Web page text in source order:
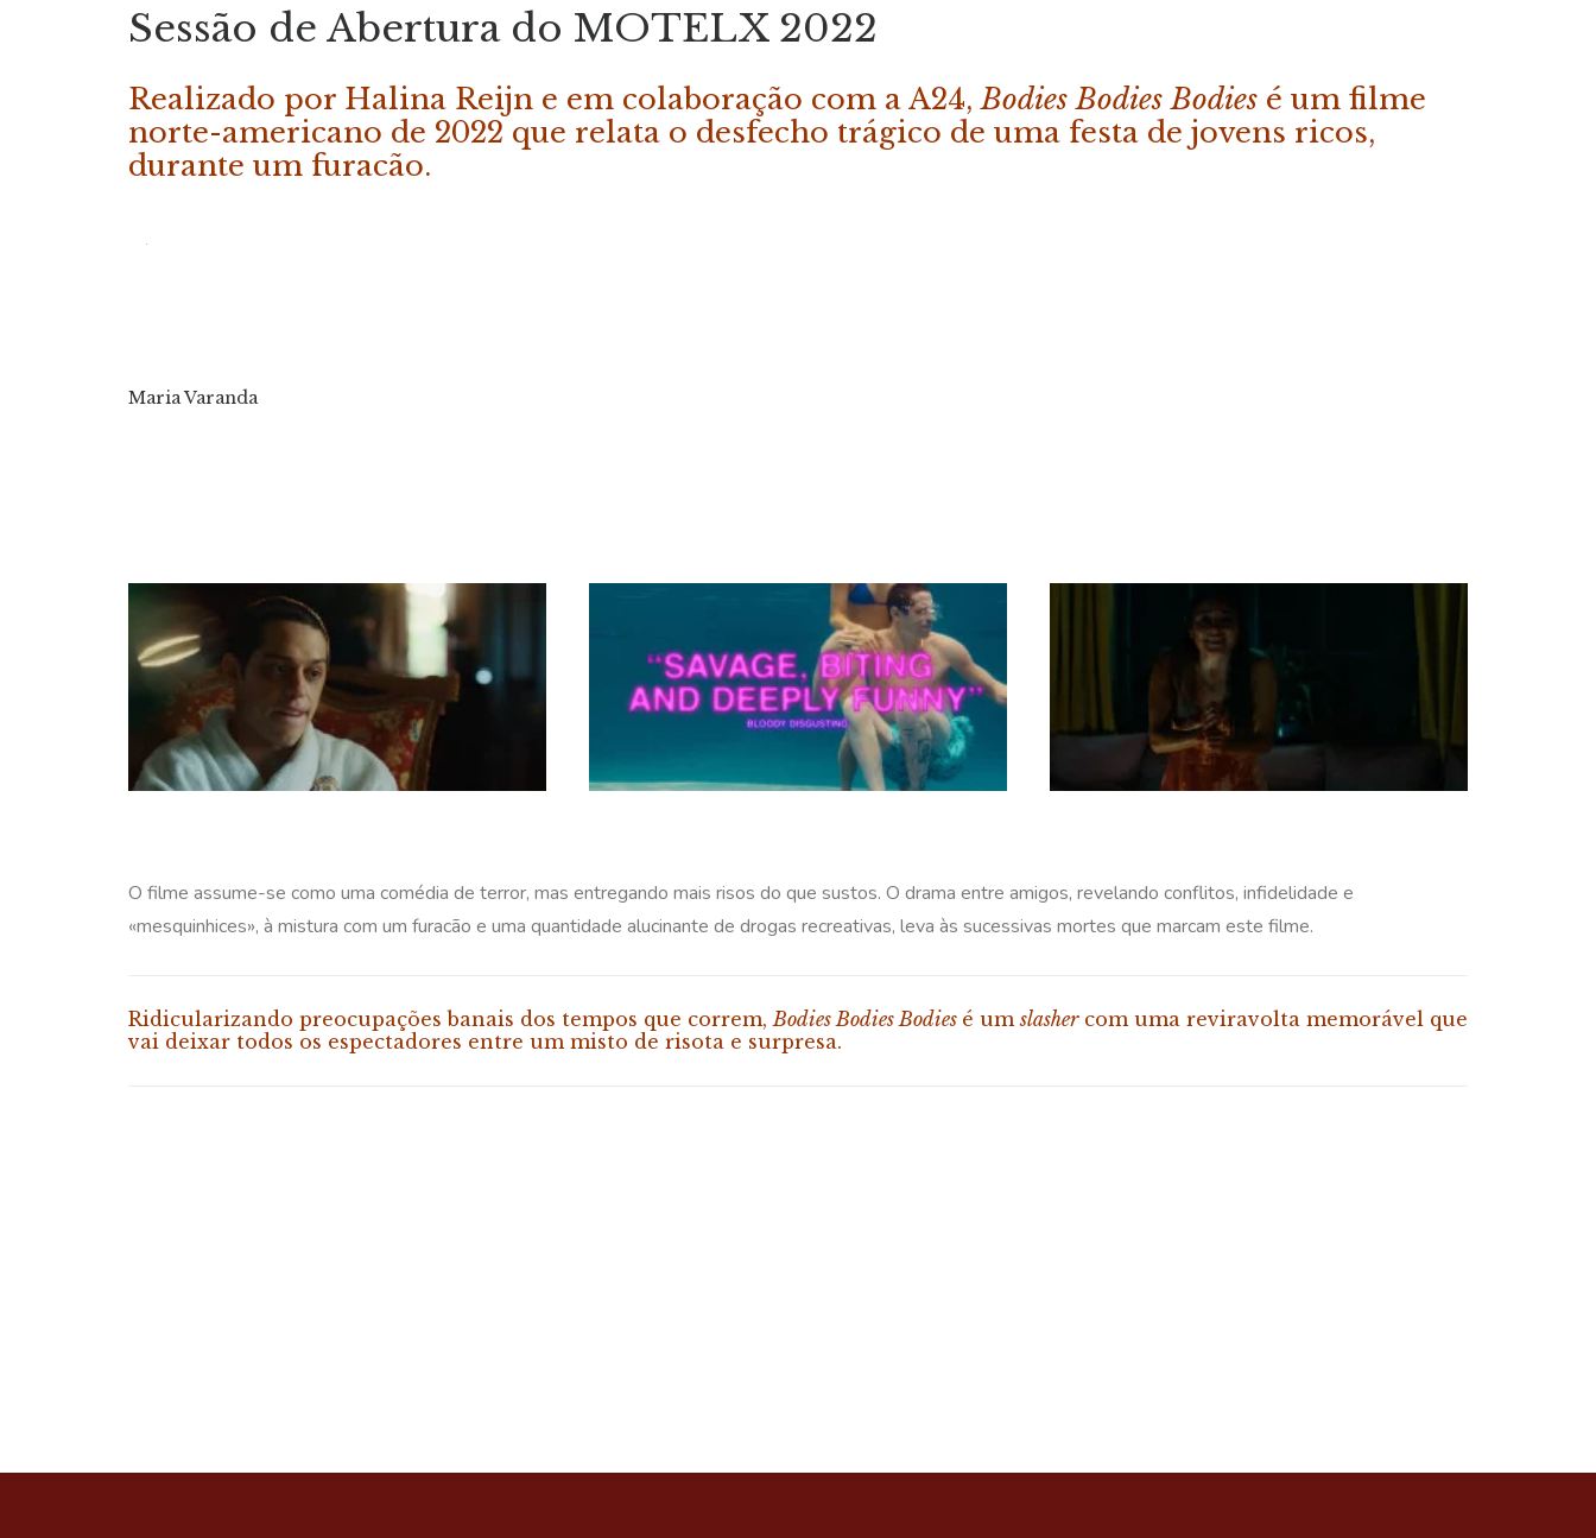
Sessão de Abertura do MOTELX 2022
Realizado por Halina Reijn e em colaboração com a A24,Bodies Bodies Bodies é um filme
norte-americano de 2022 que relata o desfecho trágico de uma festa de jovens ricos,
durante um furacão.
Maria Varanda
O filme assume-se como uma comédia de terror, mas entregando mais risos do que sustos. O drama entre amigos, revelando conflitos, infidelidade e
«mesquinhices», à mistura com um furacão e uma quantidade alucinante de drogas recreativas, leva às sucessivas mortes que marcam este filme.
Ridicularizando preocupações banais dos tempos que correm,Bodies Bodies Bodies é umslashercom uma reviravolta memorável que
vai deixar todos os espectadores entre um misto de risota e surpresa.